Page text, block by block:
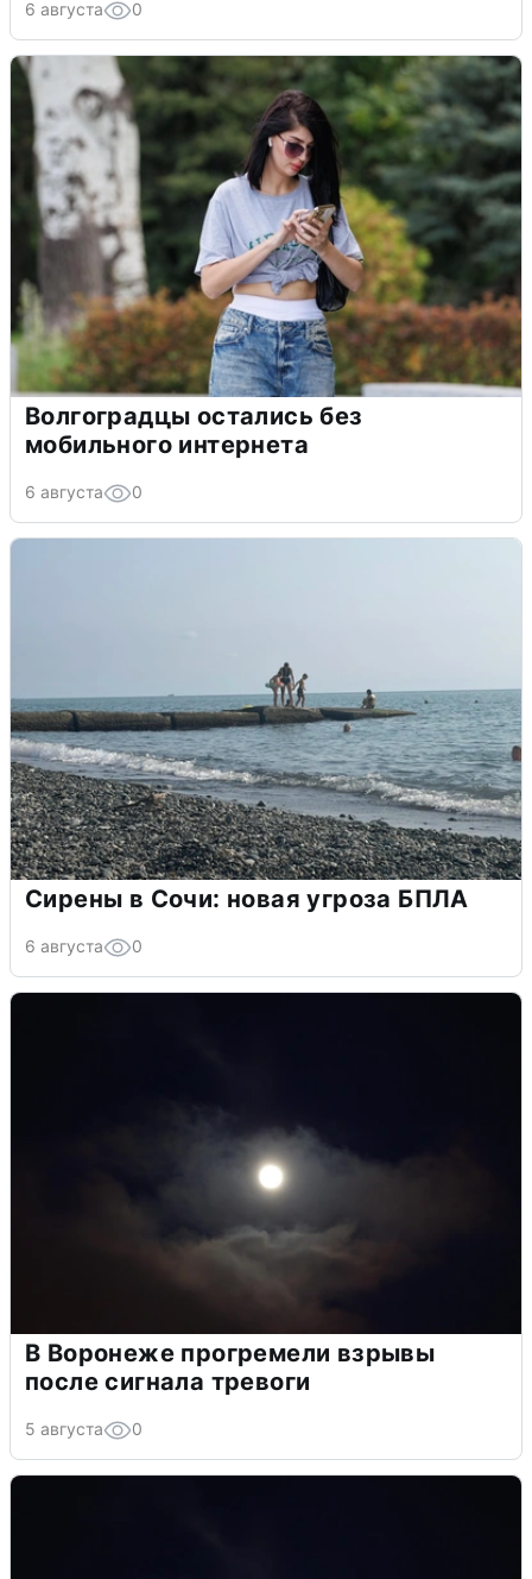
6 августа 0
Волгоградцы остались без
мобильного интернета
6 августа 0
Сирены в Сочи: новая угроза БПЛА
6 августа 0
В Воронеже прогремели взрывы
после сигнала тревоги
5 августа 0